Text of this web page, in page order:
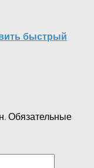
быстрый
Обязательные